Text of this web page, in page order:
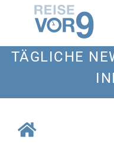
TÄGLICHE